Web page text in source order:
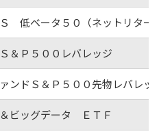
低ベータ５０（ネットリター
＆Ｐ５００レバレッジ
ンドＳ＆Ｐ５００先物レバレッ
ビッグデータ ＥＴＦ